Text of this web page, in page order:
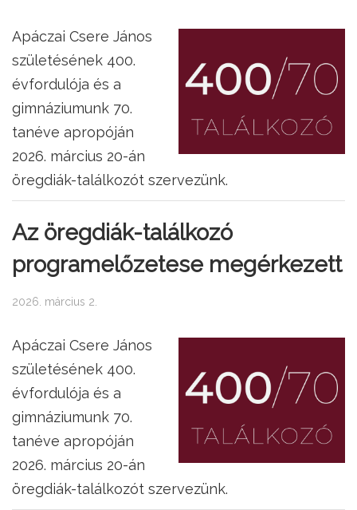
Apáczai Csere János
születésének 400.
évfordulója és a
gimnáziumunk 70.
tanéve apropóján
2026. március 20-án
öregdiák-találkozót szervezünk.
Az öregdiák-találkozó
programelőzetese megérkezett
2026. március 2.
Apáczai Csere János
születésének 400.
évfordulója és a
gimnáziumunk 70.
tanéve apropóján
2026. március 20-án
öregdiák-találkozót szervezünk.